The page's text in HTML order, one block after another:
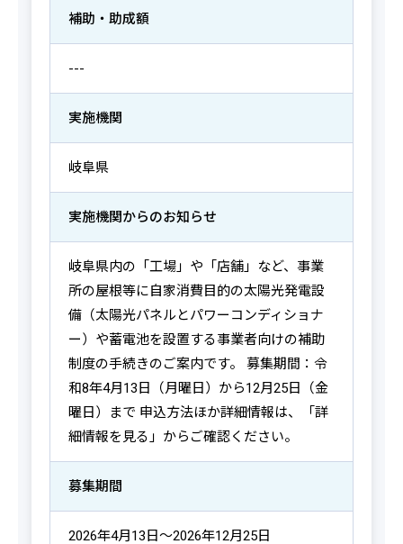
補助・助成額
---
実施機関
岐阜県
実施機関からのお知らせ
岐阜県内の「工場」や「店舗」など、事業
所の屋根等に自家消費目的の太陽光発電設
備（太陽光パネルとパワーコンディショナ
ー）や蓄電池を設置する事業者向けの補助
制度の手続きのご案内です。 募集期間：令
和8年4月13日（月曜日）から12月25日（金
曜日）まで 申込方法ほか詳細情報は、「詳
細情報を見る」からご確認ください。
募集期間
2026年4月13日～2026年12月25日